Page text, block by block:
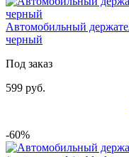
Автомобильный
черный
Под заказ
599 руб.
-60%